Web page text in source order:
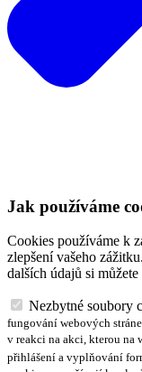
Jak používáme
Cookies používáme k
zlepšení vašeho
dalších údajů si můžete
Nezbytné soubory
fungování webových
v reakci na akci, kterou na
přihlášení a vyplňování